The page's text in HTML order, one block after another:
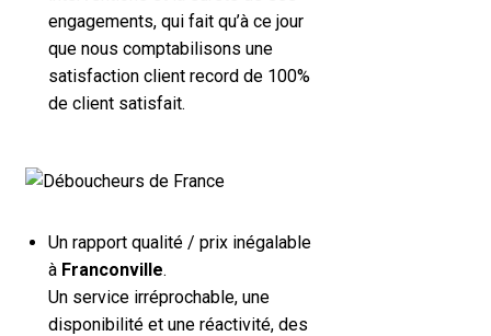
engagements, qui fait qu’à ce jour
que nous comptabilisons une
satisfaction client record de 100%
de client satisfait.
Un rapport qualité / prix inégalable
à Franconville.
Un service irréprochable, une
disponibilité et une réactivité, des